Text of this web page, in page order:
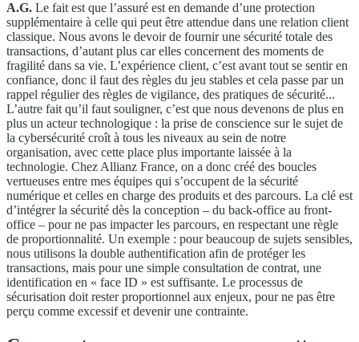
A.G. Le fait est que l’assuré est en demande d’une protection
supplémentaire à celle qui peut être attendue dans une relation client
classique. Nous avons le devoir de fournir une sécurité totale des
transactions, d’autant plus car elles concernent des moments de
fragilité dans sa vie. L’expérience client, c’est avant tout se sentir en
confiance, donc il faut des règles du jeu stables et cela passe par un
rappel régulier des règles de vigilance, des pratiques de sécurité...
L’autre fait qu’il faut souligner, c’est que nous devenons de plus en
plus un acteur technologique : la prise de conscience sur le sujet de
la cybersécurité croît à tous les niveaux au sein de notre
organisation, avec cette place plus importante laissée à la
technologie. Chez Allianz France, on a donc créé des boucles
vertueuses entre mes équipes qui s’occupent de la sécurité
numérique et celles en charge des produits et des parcours. La clé est
d’intégrer la sécurité dès la conception – du back-office au front-
office – pour ne pas impacter les parcours, en respectant une règle
de proportionnalité. Un exemple : pour beaucoup de sujets sensibles,
nous utilisons la double authentification afin de protéger les
transactions, mais pour une simple consultation de contrat, une
identification en « face ID » est suffisante. Le processus de
sécurisation doit rester proportionnel aux enjeux, pour ne pas être
perçu comme excessif et devenir une contrainte.